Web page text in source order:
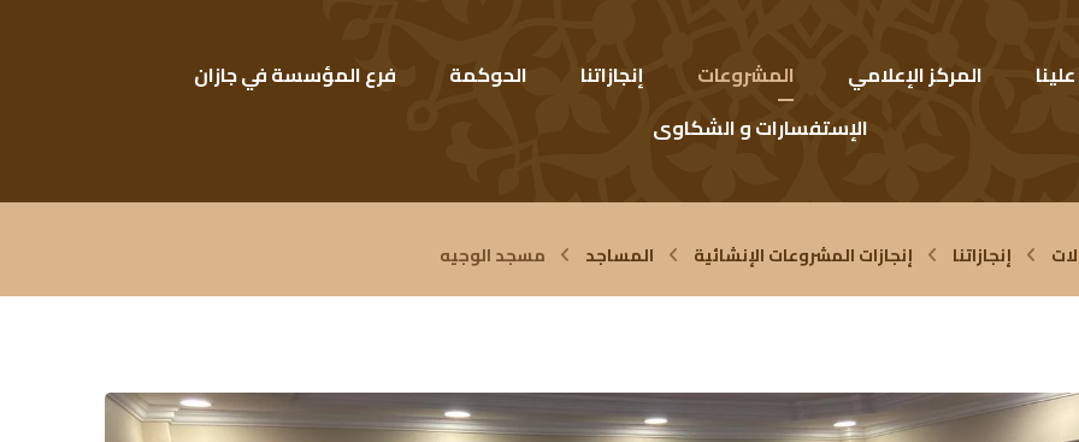
المركز الإعلامي المشروعات إنجازاتنا الحوكمة
فرع المؤسسة في جازان
الإستفسارات و الشكاوى
إنجازاتنا إنجازات المشروعات الإنشائية المساجد مسجد الوجيه